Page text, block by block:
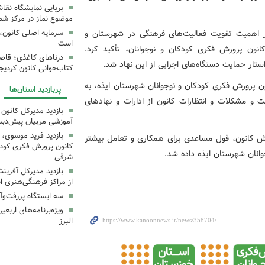
اهمیت تقویت فعالیت‌های فرهنگی در شهرستان و
پرورش فکری کودکان و نوجوانان، تأکید کرد.
حمایت دستگاه‌های اجرایی از این نهاد شد.
پرورش فکری کودکان و نوجوانان شهرستان ایذه، به
مشکلات و انتظارات کانون از ادارات و نهادهای
کانون، قول مساعدی برای همکاری و تعامل بیشتر
شهرستان ایذه داده شد.
برپایی نمایشگاه
موضوع نماز در مرکز
سرمایه اصلی
است
درناهای کاغذی؛
کتاب‌خوانی کانون
پربازدید استان‌ها
بازدید مدیرکل
آموزشی مربیان
بازدید فرید
کانون پرورش فکری
شرقی
بازدید مدیرکل
از مراکز فرهنگی‌هنری
سه ایستگاه
ویژه‌برنامه‌های
البرز